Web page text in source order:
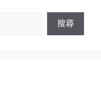
搜尋